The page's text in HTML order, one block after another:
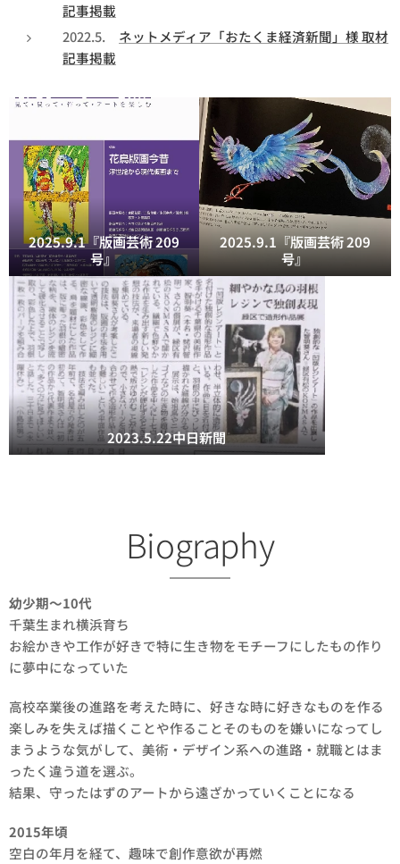
記事掲載
2022.5. ネットメディア「おたくま経済新聞」様 取材
記事掲載
2025.9.1『版画芸術 209
号』
2025.9.1『版画芸術 209
号』
2023.5.22中日新聞
Biography
幼少期～10代
千葉生まれ横浜育ち
お絵かきや工作が好きで特に生き物をモチーフにしたもの作り
に夢中になっていた
高校卒業後の進路を考えた時に、好きな時に好きなものを作る
楽しみを失えば描くことや作ることそのものを嫌いになってし
まうような気がして、美術・デザイン系への進路・就職とはま
ったく違う道を選ぶ。
結果、守ったはずのアートから遠ざかっていくことになる
2015年頃
空白の年月を経て、趣味で創作意欲が再燃